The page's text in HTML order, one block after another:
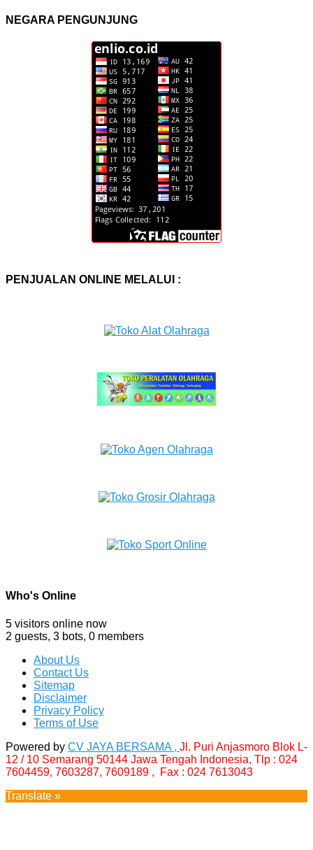
NEGARA PENGUNJUNG
PENJUALAN ONLINE MELALUI :
Who's Online
5 visitors online now
2 guests, 3 bots, 0 members
About Us
Contact Us
Sitemap
Disclaimer
Privacy Policy
Terms of Use
Powered by CV JAYA BERSAMA , Jl. Puri Anjasmoro Blok L-
12 / 10 Semarang 50144 Jawa Tengah Indonesia, Tlp : 024
7604459, 7603287, 7609189 , Fax : 024 7613043
Translate »